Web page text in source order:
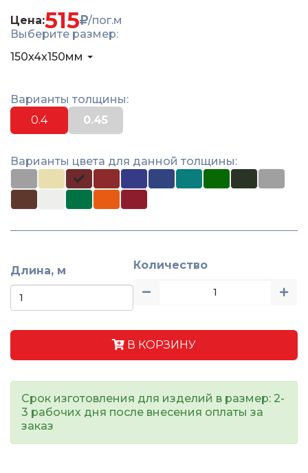
Цена:515
/пог.м
Выберите размер:
150x4x150мм
Варианты толщины:
0.4
0.45
Варианты цвета для данной толщины:
Длина, м Количество
В КОРЗИНУ
Срок изготовления для изделий в размер: 2-
3 рабочих дня после внесения оплаты за
заказ